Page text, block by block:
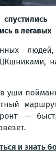
в легавых
уши
—
и знать